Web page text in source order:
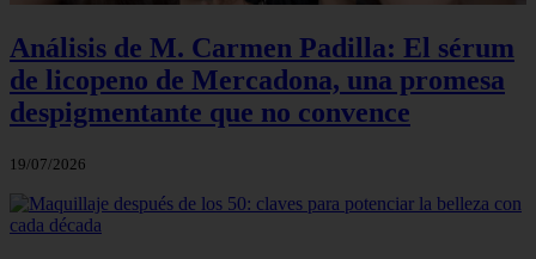
Análisis de M. Carmen Padilla: El sérum
de licopeno de Mercadona, una promesa
despigmentante que no convence
19/07/2026